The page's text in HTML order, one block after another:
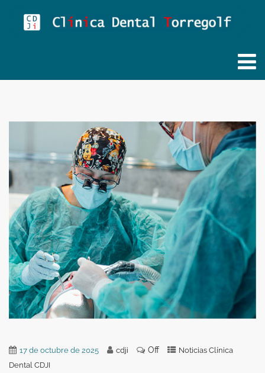
17 de octubre de 2025 cdji Off
Noticias Clínica
Dental CDJI